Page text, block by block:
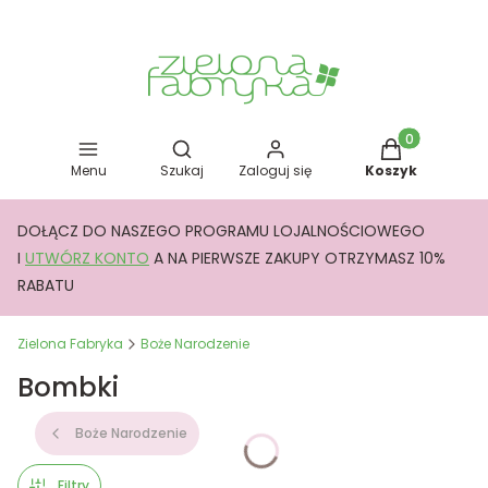
Menu
Otwórz wyszukiwarkę
Szukaj Zaloguj się
Produkty w
Koszyk
DOŁĄCZ DO NASZEGO PROGRAMU LOJALNOŚCIOWEGO
I UTWÓRZ KONTO A NA PIERWSZE ZAKUPY OTRZYMASZ 10%
RABATU
Zielona Fabryka Boże Narodzenie
Bombki
Boże Narodzenie